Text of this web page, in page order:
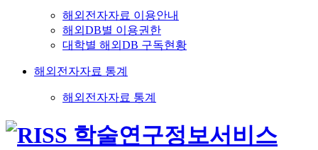
해외전자자료 이용안내
해외DB별 이용권한
대학별 해외DB 구독현황
해외전자자료 통계
해외전자자료 통계